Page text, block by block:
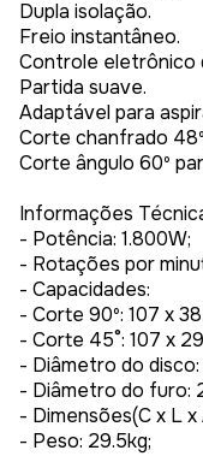
Dupla isolação.
Freio instantâneo.
Controle eletrônico
Partida suave.
Adaptável para
Corte chanfrado
Corte ângulo 60º
Informações
- Potência: 1.800W;
- Rotações por
- Capacidades:
- Corte 90º: 107 x
- Corte 45°: 107 x
- Diâmetro do disco:
- Diâmetro do furo:
- Dimensões(C x L
- Peso: 29.5kg;